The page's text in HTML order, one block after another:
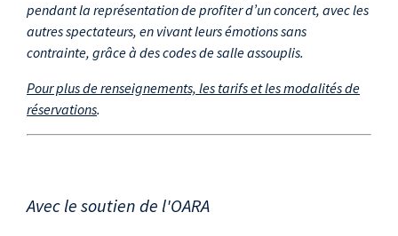
pendant la représentation de profiter d’un concert, avec les
autres spectateurs, en vivant leurs émotions sans
contrainte, grâce à des codes de salle assouplis.
Pour plus de renseignements, les tarifs et les modalités de
réservations.
Avec le soutien de l'OARA